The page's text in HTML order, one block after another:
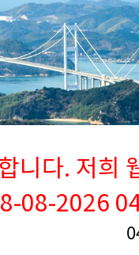
니다. 저희
08-2026